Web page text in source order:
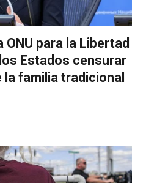
para la Libertad
Estados censurar
familia tradicional